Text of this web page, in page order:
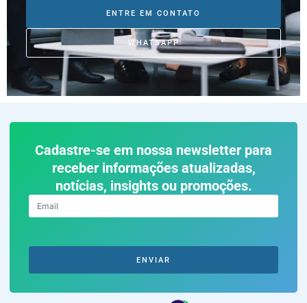
ENTRE EM CONTATO
WHATSAPP
Cadastre-se em nossa newsletter para
receber informações atualizadas,
notícias, insights ou promoções.
ENVIAR